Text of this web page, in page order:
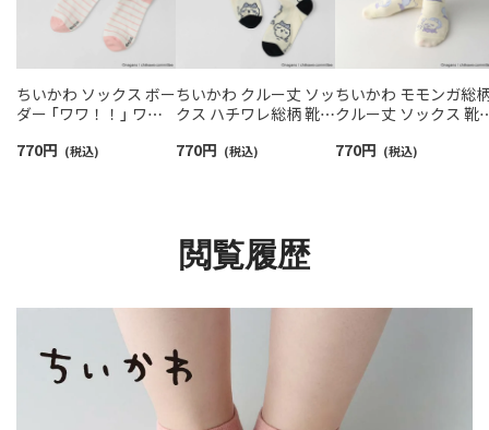
ちいかわ ソックス ボー
ダー 「ワワ！！」 ワン
クルー丈 レディース
770円 (税込)
ちいかわ クルー丈 ソッ
クス ハチワレ総柄 靴下
翌日発送】 03197028
770円 (税込)
ちいかわ モモンガ総
クルー丈 ソックス 靴
ー 【365日最短翌日発
770円 (税込)
閲覧履歴